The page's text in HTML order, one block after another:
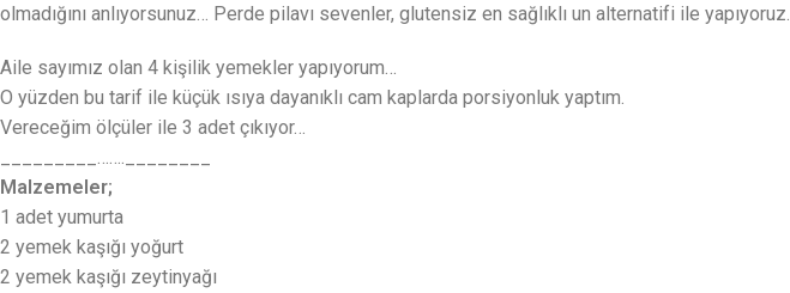
olmadığını anlıyorsunuz… Perde pilavı sevenler, glutensiz en sağlıklı un alternatifi ile yapıyoruz…
Aile sayımız olan 4 kişilik yemekler yapıyorum…
O yüzden bu tarif ile küçük ısıya dayanıklı cam kaplarda porsiyonluk yaptım.
Vereceğim ölçüler ile 3 adet çıkıyor…
Malzemeler;
1 adet yumurta
2 yemek kaşığı yoğurt
2 yemek kaşığı zeytinyağı